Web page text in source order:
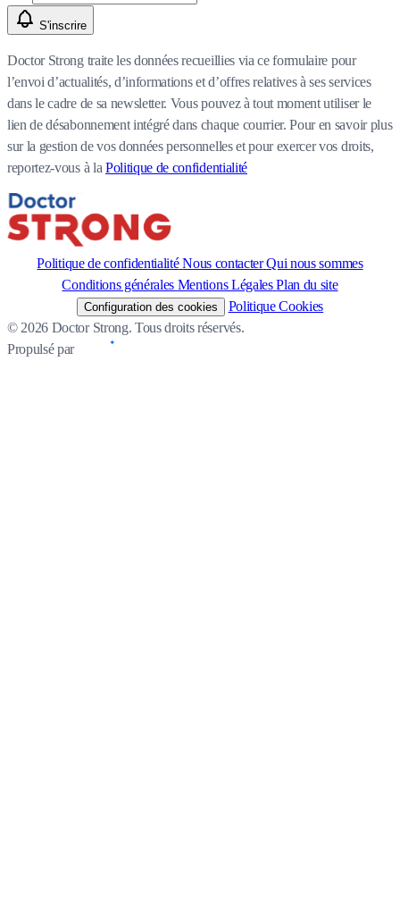
S'inscrire
Doctor Strong traite les données recueillies via ce formulaire pour
l’envoi d’actualités, d’informations et d’offres relatives à ses services
dans le cadre de sa newsletter. Vous pouvez à tout moment utiliser le
lien de désabonnement intégré dans chaque courrier. Pour en savoir plus
sur la gestion de vos données personnelles et pour exercer vos droits,
reportez-vous à la Politique de confidentialité
Politique de confidentialité Nous contacter Qui nous sommes
Conditions générales Mentions Légales Plan du site
Configuration des cookies
Politique Cookies
© 2026 Doctor Strong. Tous droits réservés.
Propulsé par